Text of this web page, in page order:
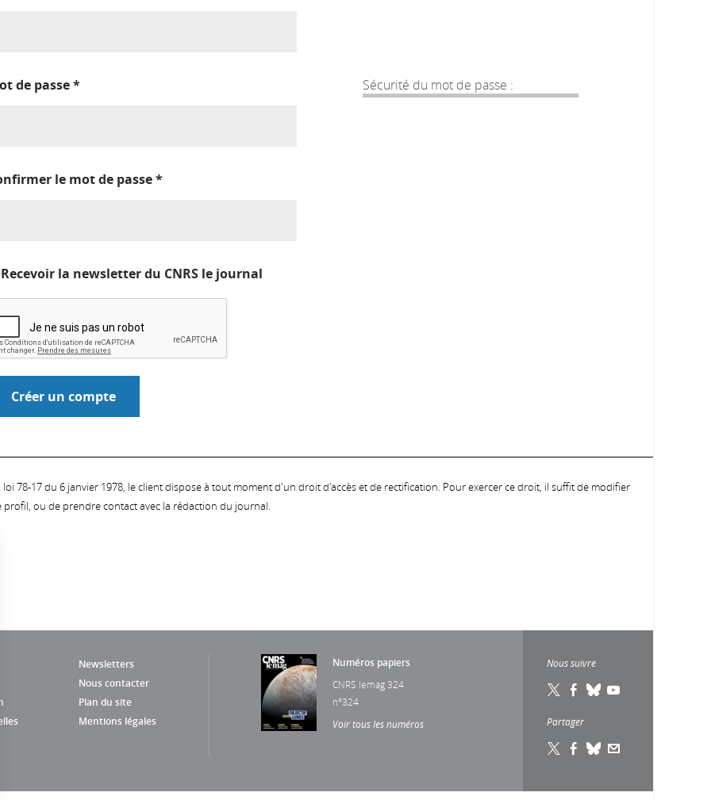
Sécurité du mot de passe :
de passe*
le mot de passe*
Recevoir la newsletter du CNRS le journal
78-17 du 6 janvier 1978, le client dispose à tout moment d'un droit d'accès et de rectification. Pour exercer ce droit, il suffit de modifier
ou de prendre contact avec la rédaction du journal.
Newsletters
Nous contacter
Plan du site
Mentions légales
Numéros papiers
CNRS lemag 324
n°324
Voir tous les numéros
Nous suivre
Partager